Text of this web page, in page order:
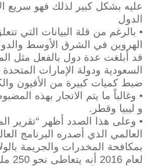
عليه بشكل كبير لذلك فهو سريع
الدول
• بالرغم من قلة البيانات التي
الهروين في الشرق الأوسط
قد أبلغت عدة دول بالفعل مثل
السعودية ودولة الإمارات
ضبط كميات كبيرة من الأفيون
• وغالباً ما يتم الاتجار بهذه
و ليبيا وقطر.
• وعلى هذا الصدد أظهر “تقرير
العالمي الذي أصدره البرنامج
بمكافحة المخدرات والجريمة
لعام